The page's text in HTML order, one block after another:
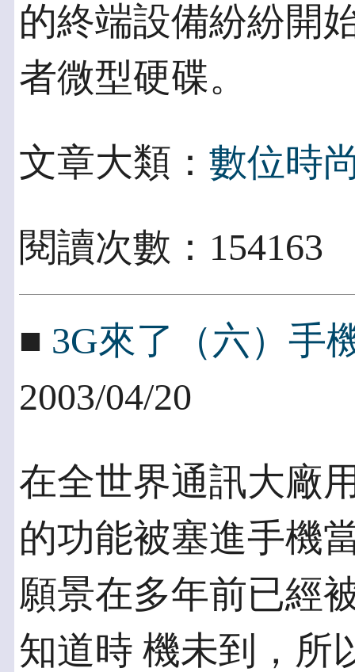
的終端設備紛紛開
者微型硬碟。
文章大類： 數位時
閱讀次數：
■ 3G來了（六）手
2003/04/20
在全世界通訊大廠
的功能被塞進手機
願景在多年前已經
知道時 機未到，所